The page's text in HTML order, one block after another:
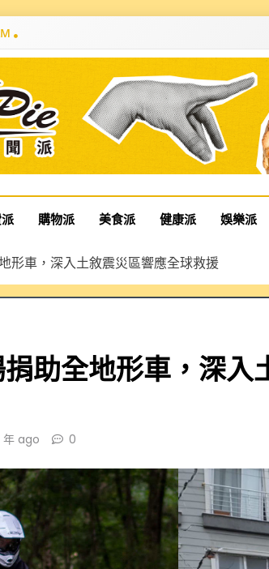
購物派 美食派 健康派 娛樂派
地形車，深入土敘震災區響應全球救援
捐助全地形車，深
年 ago 0